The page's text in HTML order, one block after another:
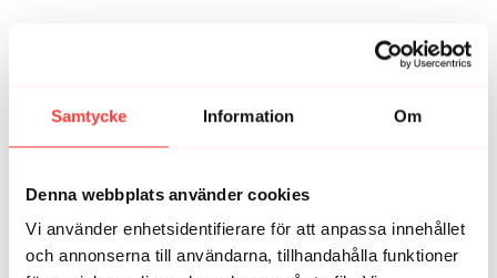
Samtycke Information Om
Denna webbplats använder cookies
Vi använder enhetsidentifierare för att anpassa innehållet
och annonserna till användarna, tillhandahålla funktioner
camilla W. november 26, 2021
Anett november 26, 2021